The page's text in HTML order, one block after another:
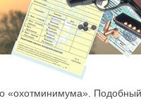
«охотминимума».